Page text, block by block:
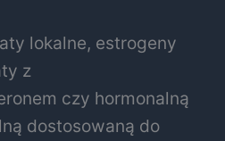
lokalne, estrogeny
z
czy hormonalną
dostosowaną do